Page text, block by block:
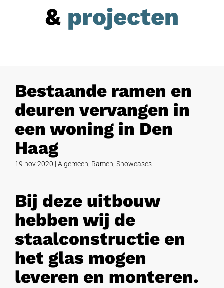
& projecten
Bestaande ramen en
deuren vervangen in
een woning in Den
Haag
19 nov 2020 | Algemeen Ramen Showcases
Bij deze uitbouw
hebben wij de
staalconstructie en
het glas mogen
leveren en monteren.